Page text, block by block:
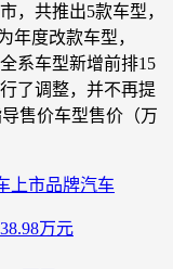
，共推出5款车型，
年度改款车型，
系车型新增前排15
了调整，并不再提
售价车型售价（万
上市品牌汽车